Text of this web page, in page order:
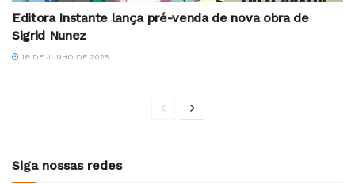
Editora Instante lança pré-venda de nova obra de
Sigrid Nunez
16 DE JUNHO DE 2025
Siga nossas redes